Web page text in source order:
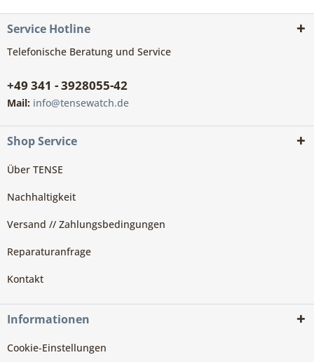
Service Hotline
Telefonische Beratung und Service
+49 341 - 3928055-42
Mail: info@tensewatch.de
Shop Service
Über TENSE
Nachhaltigkeit
Versand // Zahlungsbedingungen
Reparaturanfrage
Kontakt
Informationen
Cookie-Einstellungen